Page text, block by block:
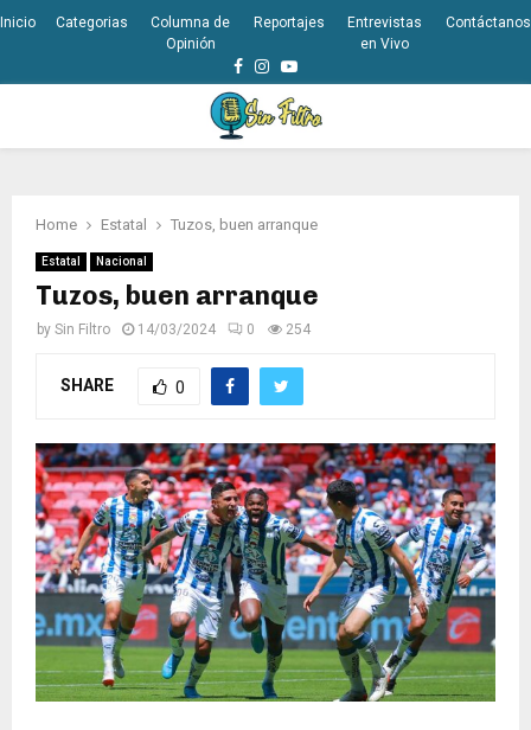
Inicio Categorias
Columna de
Opinión
Reportajes
Entrevistas
en Vivo
Contáctanos
Facebook
Instagram
Youtube
Home Estatal Tuzos, buen arranque
Estatal Nacional
Tuzos, buen arranque
by Sin Filtro 14/03/2024 0 254
SHARE 0